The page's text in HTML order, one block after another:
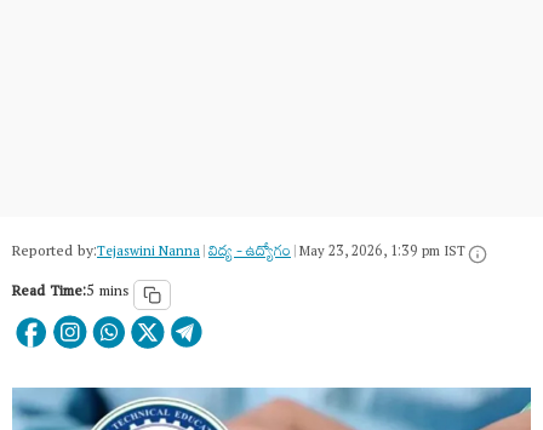
Reported by:Tejaswini Nanna|విద్య - ఉద్యోగం|May 23, 2026, 1:39 pm IST
Read Time:5 mins